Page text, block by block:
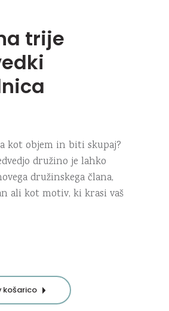
trije
kot objem in biti skupaj?
družino je lahko
družinskega člana,
ali kot motiv, ki krasi vaš
košarico